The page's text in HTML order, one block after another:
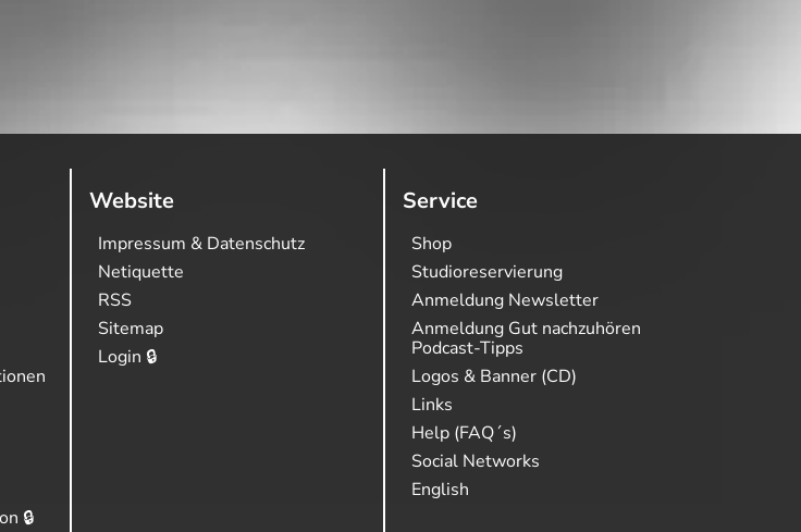
🔒
Website
Impressum & Datenschutz
Netiquette
RSS
Sitemap
Login 🔒
Service
Shop
Studioreservierung
Anmeldung Newsletter
Anmeldung Gut nachzuhören
Podcast-Tipps
Logos & Banner (CD)
Links
Help (FAQ´s)
Social Networks
English